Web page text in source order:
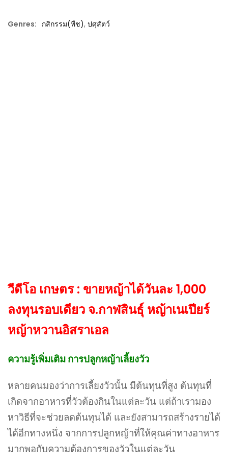
Genres: กสิกรรม(พืช), ปศุสัตว์
วีดีโอ เกษตร : ขายหญ้าได้วันละ 1,000
ลงทุนรอบเดียว จ.กาฬสินธุ์​ หญ้าเนเปียร์
หญ้าหวานอิสราเอล
ความรู้เพิ่มเติม การปลูกหญ้าเลี้ยงวัว
หลายคนมองว่าการเลี้ยงวัวนั้น มีต้นทุนที่สูง ต้นทุนที่
เกิดจากอาหารที่วัวต้องกินในแต่ละวัน แต่ถ้าเรามอง
หาวิธีที่จะช่วยลดต้นทุนได้ และยังสามารถสร้างรายได้
ได้อีกทางหนึ่ง จากการปลูกหญ้าที่ให้คุณค่าทางอาหาร
มากพอกับความต้องการของวัวในแต่ละวัน